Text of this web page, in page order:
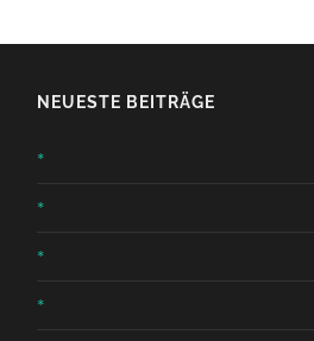
NEUESTE BEITRÄGE
*
*
*
*